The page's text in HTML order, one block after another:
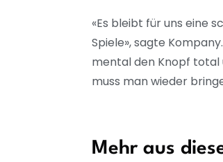
«Es bleibt für uns eine
Spiele», sagte
mental den Knopf total
muss man wieder
Mehr aus